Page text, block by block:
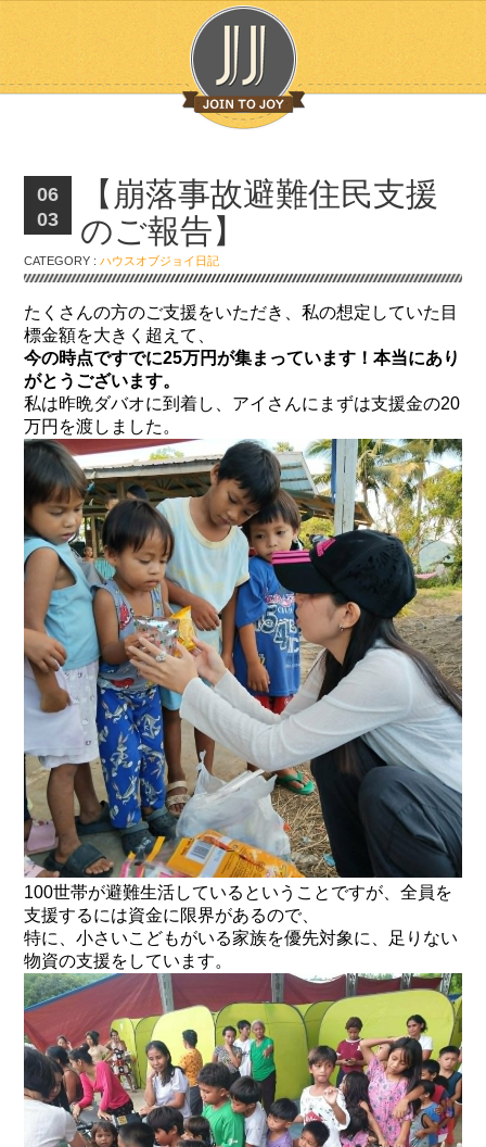
06
03
【崩落事故避難住民支援
のご報告】
CATEGORY :ハウスオブジョイ日記
たくさんの方のご支援をいただき、私の想定していた目
標金額を大きく超えて、
今の時点ですでに25万円が集まっています！本当にあり
がとうございます。
私は昨晩ダバオに到着し、アイさんにまずは支援金の20
万円を渡しました。
100世帯が避難生活しているということですが、全員を
支援するには資金に限界があるので、
特に、小さいこどもがいる家族を優先対象に、足りない
物資の支援をしています。